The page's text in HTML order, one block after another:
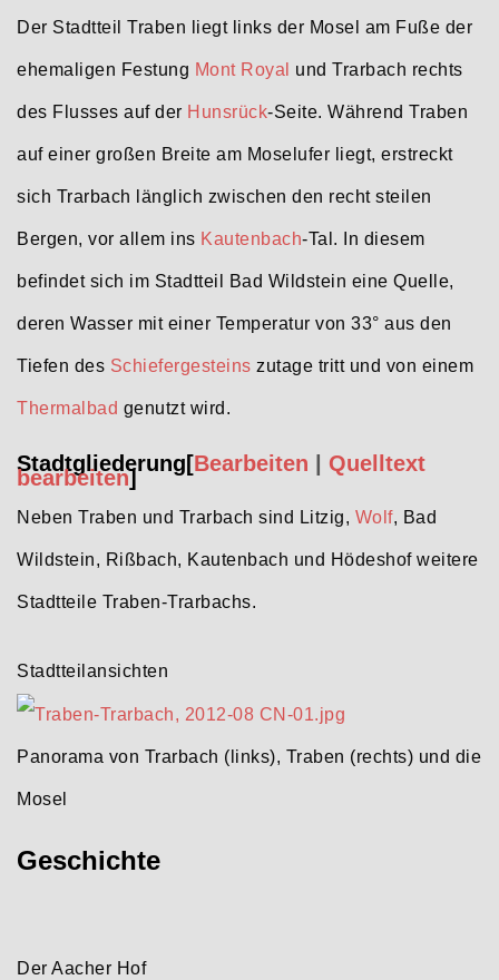
Der Stadtteil Traben liegt links der Mosel am Fuße der
ehemaligen Festung Mont Royal und Trarbach rechts
des Flusses auf der Hunsrück-Seite. Während Traben
auf einer großen Breite am Moselufer liegt, erstreckt
sich Trarbach länglich zwischen den recht steilen
Bergen, vor allem ins Kautenbach-Tal. In diesem
befindet sich im Stadtteil Bad Wildstein eine Quelle,
deren Wasser mit einer Temperatur von 33° aus den
Tiefen des Schiefergesteins zutage tritt und von einem
Thermalbad genutzt wird.
Stadtgliederung[Bearbeiten Quelltext
bearbeiten]
Neben Traben und Trarbach sind Litzig, Wolf, Bad
Wildstein, Rißbach, Kautenbach und Hödeshof weitere
Stadtteile Traben-Trarbachs.
Stadtteilansichten
Panorama von Trarbach (links), Traben (rechts) und die
Mosel
Geschichte
Der Aacher Hof